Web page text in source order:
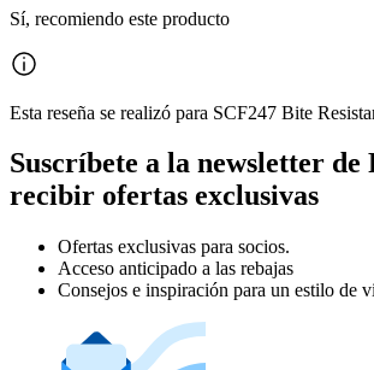
Sí, recomiendo este producto
Esta reseña se realizó para SCF247 Bite
Suscríbete a la newsletter
recibir ofertas exclusivas
Ofertas exclusivas para socios.
Acceso anticipado a las rebajas
Consejos e inspiración para un estilo de